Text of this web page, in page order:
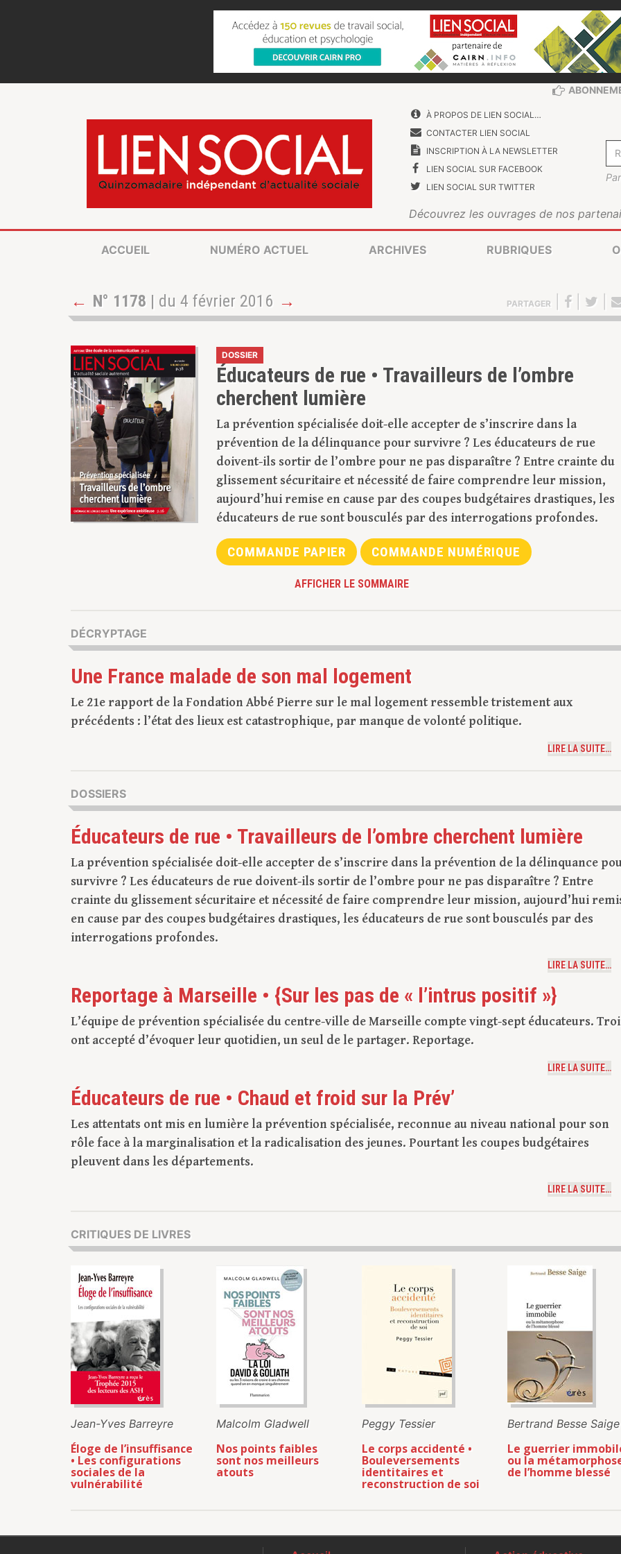
À PROPOS DE LIEN SOCIAL…
CONTACTER LIEN SOCIAL
INSCRIPTION À LA NEWSLETTER
LIEN SOCIAL SUR FACEBOOK
LIEN SOCIAL SUR TWITTER
Découvrez les ouvrages de nos
ACCUEIL NUMÉRO ACTUEL ARCHIVES RUBRIQUES
← N° 1178 | du 4 février 2016 → PARTAGER
DOSSIER
Éducateurs de rue • Travailleurs de l’ombre
cherchent lumière
La prévention spécialisée doit-elle accepter de s’inscrire dans la
prévention de la délinquance pour survivre ? Les éducateurs de rue
doivent-ils sortir de l’ombre pour ne pas disparaître ? Entre crainte du
glissement sécuritaire et nécessité de faire comprendre leur mission,
aujourd’hui remise en cause par des coupes budgétaires drastiques, les
éducateurs de rue sont bousculés par des interrogations profondes.
COMMANDE PAPIER COMMANDE NUMÉRIQUE
AFFICHER LE SOMMAIRE
DÉCRYPTAGE
Une France malade de son mal logement
Le 21e rapport de la Fondation Abbé Pierre sur le mal logement ressemble tristement aux
précédents : l’état des lieux est catastrophique, par manque de volonté politique.
LIRE LA SUITE…
DOSSIERS
Éducateurs de rue • Travailleurs de l’ombre cherchent lumière
La prévention spécialisée doit-elle accepter de s’inscrire dans la prévention de la délinquance
survivre ? Les éducateurs de rue doivent-ils sortir de l’ombre pour ne pas disparaître ? Entre
crainte du glissement sécuritaire et nécessité de faire comprendre leur mission, aujourd’hui
en cause par des coupes budgétaires drastiques, les éducateurs de rue sont bousculés par des
interrogations profondes.
LIRE LA SUITE…
Reportage à Marseille • {Sur les pas de « l’intrus positif »}
L’équipe de prévention spécialisée du centre-ville de Marseille compte vingt-sept éducateurs.
ont accepté d’évoquer leur quotidien, un seul de le partager. Reportage.
LIRE LA SUITE…
Éducateurs de rue • Chaud et froid sur la Prév’
Les attentats ont mis en lumière la prévention spécialisée, reconnue au niveau national pour son
rôle face à la marginalisation et la radicalisation des jeunes. Pourtant les coupes budgétaires
pleuvent dans les départements.
LIRE LA SUITE…
CRITIQUES DE LIVRES
Jean-Yves Barreyre
Éloge de l’insuffisance
• Les configurations
sociales de la
vulnérabilité
Malcolm Gladwell
Nos points faibles
sont nos meilleurs
atouts
Peggy Tessier
Le corps accidenté •
Bouleversements
identitaires et
reconstruction de soi
Bertrand Besse Saige
Le guerrier
ou la
de l’homme blessé